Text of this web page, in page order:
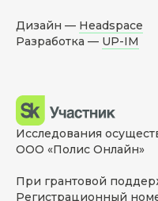
Дизайн — Headspace
Разработка — UP-IM
Исследования
ООО «Полис Онлайн»
При грантовой
Регистрационный